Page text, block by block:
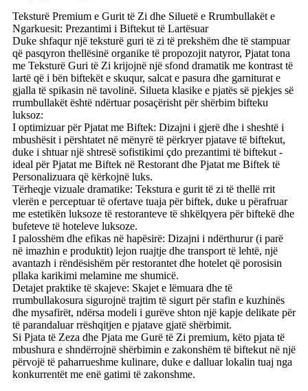
Teksturë Premium e Gurit të Zi dhe Siluetë e Rrumbullakët e
Ngarkuesit: Prezantimi i Biftekut të Lartësuar
Duke shfaqur një teksturë guri të zi të prekshëm dhe të stampuar
që pasqyron thellësinë organike të propozojit natyror, Pjatat tona
me Teksturë Guri të Zi krijojnë një sfond dramatik me kontrast të
lartë që i bën biftekët e skuqur, salcat e pasura dhe garniturat e
gjalla të spikasin në tavolinë. Silueta klasike e pjatës së pjekjes së
rrumbullakët është ndërtuar posaçërisht për shërbim bifteku
luksoz:
I optimizuar për Pjatat me Biftek: Dizajni i gjerë dhe i sheshtë i
mbushësit i përshtatet në mënyrë të përkryer pjatave të biftekut,
duke i shtuar një shtresë sofistikimi çdo prezantimi të biftekut -
ideal për Pjatat me Biftek në Restorant dhe Pjatat me Biftek të
Personalizuara që kërkojnë luks.
Tërheqje vizuale dramatike: Tekstura e gurit të zi të thellë rrit
vlerën e perceptuar të ofertave tuaja për biftek, duke u përafruar
me estetikën luksoze të restoranteve të shkëlqyera për biftekë dhe
bufeteve të hoteleve luksoze.
I palosshëm dhe efikas në hapësirë: Dizajni i ndërthurur (i parë
në imazhin e produktit) lejon ruajtje dhe transport të lehtë, një
avantazh i rëndësishëm për restorantet dhe hotelet që porosisin
pllaka karikimi melamine me shumicë.
Detajet praktike të skajeve: Skajet e lëmuara dhe të
rrumbullakosura sigurojnë trajtim të sigurt për stafin e kuzhinës
dhe mysafirët, ndërsa modeli i gurëve shton një kapje delikate për
të parandaluar rrëshqitjen e pjatave gjatë shërbimit.
Si Pjata të Zeza dhe Pjata me Gurë të Zi premium, këto pjata të
mbushura e shndërrojnë shërbimin e zakonshëm të biftekut në një
përvojë të paharrueshme kulinare, duke e dalluar lokalin tuaj nga
konkurrentët me enë gatimi të zakonshme.